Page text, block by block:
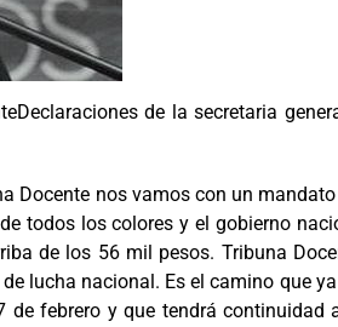
Declaraciones de la secretaria
Docente nos vamos con un
todos los colores y el gobierno
de los 56 mil pesos. Tribuna
lucha nacional. Es el camino que
de febrero y que tendrá continuidad